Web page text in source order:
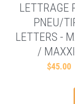
LETTRAGE
PNEU/
LETTERS -
/
$45.00